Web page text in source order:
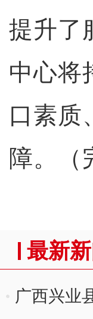
提升了
中心将
口素质
障。（
最新
广西兴业